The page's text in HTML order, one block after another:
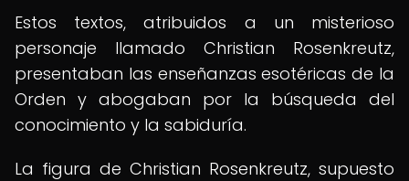
Estos textos, atribuidos a un misterioso
personaje llamado Christian Rosenkreutz,
presentaban las enseñanzas esotéricas de la
Orden y abogaban por la búsqueda del
conocimiento y la sabiduría.
La figura de Christian Rosenkreutz, supuesto